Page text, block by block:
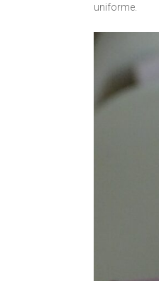
uniforme.